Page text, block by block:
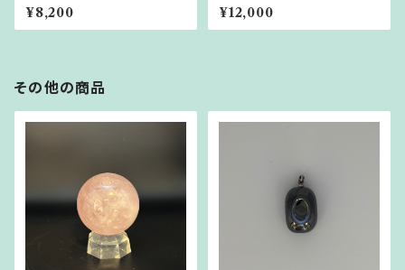
¥8,200 ¥12,000
その他の商品